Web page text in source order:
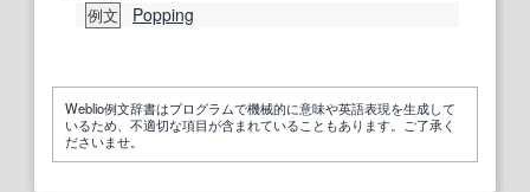
例文 Popping
Weblio例文辞書はプログラムで機械的に意味や英語表現を生成して
いるため、不適切な項目が含まれていることもあります。ご了承く
ださいませ。